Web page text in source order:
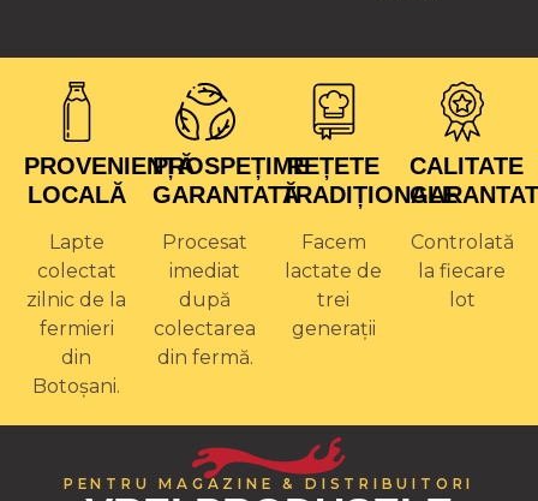
PROVENIENȚĂ
LOCALĂ
Lapte
colectat
zilnic de la
fermieri
din
Botoșani.
PROSPEȚIME
GARANTATĂ
Procesat
imediat
după
colectarea
din fermă.
REȚETE
TRADIȚIONALE
Facem
lactate de
trei
generații
CALITATE
Controlată
la fiecare
lot
PENTRU MAGAZINE & DISTRIBUITORI